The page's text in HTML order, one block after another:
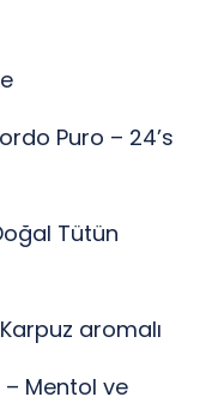
Puro – 24’s
Tütün
aromalı
– Mentol ve